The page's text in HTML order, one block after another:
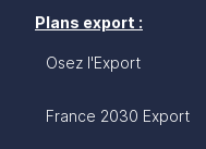
Plans export :
Osez l'Export
France 2030 Export